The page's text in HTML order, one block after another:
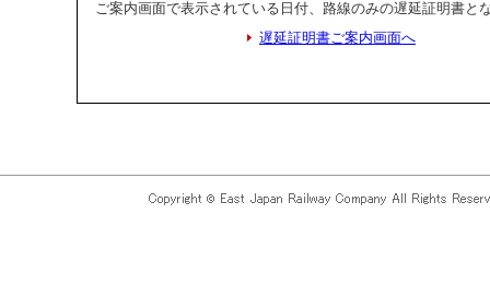
ご案内画面で表示されている日付、路線のみの遅延証明書と
遅延証明書ご案内画面へ